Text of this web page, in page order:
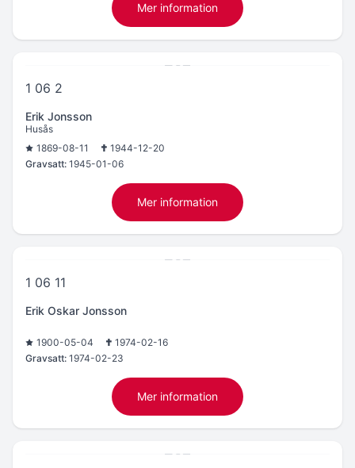
Mer information
1 06 2
Erik Jonsson
Husås
1869-08-11
1944-12-20
Gravsatt: 1945-01-06
Mer information
1 06 11
Erik Oskar Jonsson
1900-05-04
1974-02-16
Gravsatt: 1974-02-23
Mer information